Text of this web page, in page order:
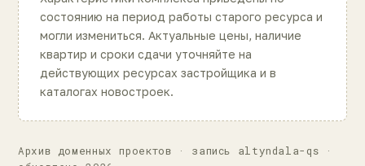
состоянию на период работы старого ресурса и
могли измениться. Актуальные цены, наличие
квартир и сроки сдачи уточняйте на
действующих ресурсах застройщика и в
каталогах новостроек.
Архив доменных проектов · запись altyndala-qs ·